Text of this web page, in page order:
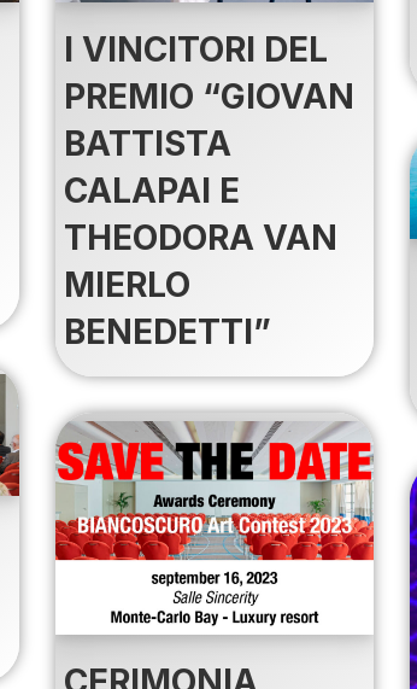
I VINCITORI DEL
PREMIO “GIOVAN
BATTISTA
CALAPAI E
THEODORA VAN
MIERLO
BENEDETTI”